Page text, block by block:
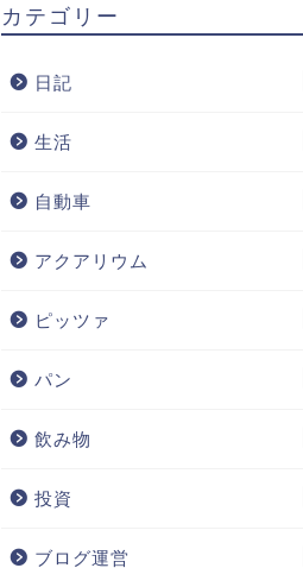
カテゴリー
日記
生活
自動車
アクアリウム
ピッツァ
パン
飲み物
投資
ブログ運営